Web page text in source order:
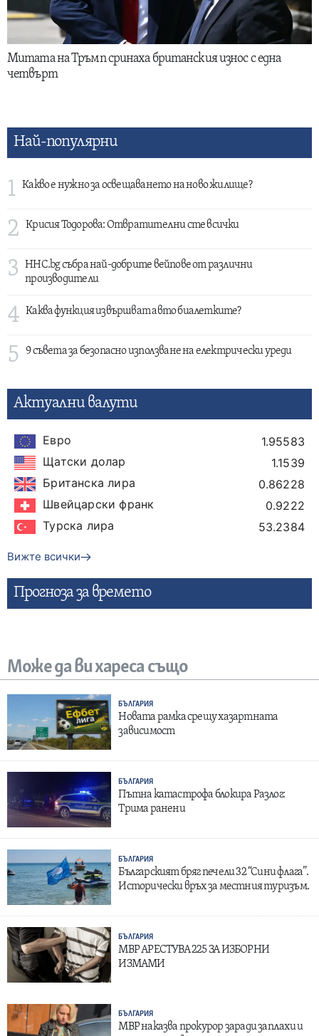
Митата на Тръмп сринаха британския износ с една
четвърт
Най-популярни
1 Какво е нужно за освещаването на ново жилище?
2 Крисия Тодорова: Отвратителни сте всички
3
HHC.bg събра най-добрите вейпове от различни
производители
4 Каква функция извършват авто биалетките?
5 9 съвета за безопасно използване на електрически уреди
Актуални валути
Евро
1.95583
Щатски долар
1.1539
Британска лира
0.86228
Швейцарски франк
0.9222
Турска лира
53.2384
Вижте всички
Прогнозa за времето
Може да ви хареса също
БЪЛГАРИЯ
Новата рамка срещу хазартната
зависимост
БЪЛГАРИЯ
Пътна катастрофа блокира Разлог:
Трима ранени
БЪЛГАРИЯ
Българският бряг печели 32 “Сини флага”.
Исторически връх за местния туризъм.
БЪЛГАРИЯ
МВР АРЕСТУВА 225 ЗА ИЗБОРНИ
ИЗМАМИ
БЪЛГАРИЯ
МВР наказва прокурор заради заплахи и